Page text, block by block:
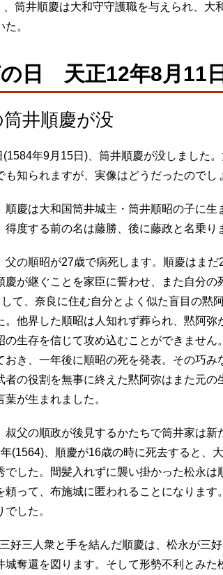
筒井順慶は大和守守護職を与えられ、大
。
日 天正12年8月11日
井順慶が没
年9月15日)、筒井順慶が没しました
も知られますが、実像はどうだったのでし
順慶は大和国筒井城主・筒井順昭の子に生
得度する前の名は藤勝、後に藤政と名乗り
父の順昭が27歳で病死します。順慶はま
慶が継ぐことを家臣に誓わせ、また自分の
て、奈良に住む自分とよく似た盲目の黙
。他界した順昭は人知れず葬られ、黙阿弥
の生存を信じて攻め込むことができません
おき、一年後に順昭の死を発表。その巧み
者の役割を無事に終えた黙阿弥はまた元の
が生まれました。
叔父の順政が後見するかたちで筒井家は新
(1564)、順慶が16歳の時に死去すると、
でした。間髪入れずに襲い掛かった松永は
頼って、布施城に匿われることになります
した。
好三人衆と手を結んだ順慶は、松永が三
城奪還を図ります。そして形勢不利とみ